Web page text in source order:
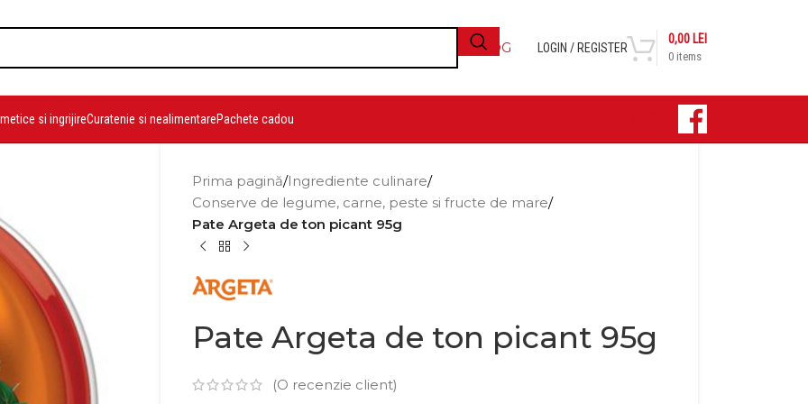
BLOG LOGIN / REGISTER
0 items
0,00 LEI
si ingrijireCuratenie si nealimentarePachete cadou
Prima pagină/Ingrediente culinare/
Conserve de legume, carne, peste si fructe de mare/
Pate Argeta de ton picant 95g
Pate Argeta de ton picant 95g
(O recenzie client)